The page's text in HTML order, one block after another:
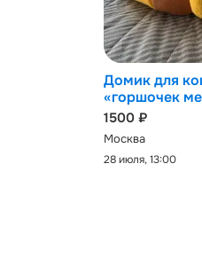
Домик для
«горшочек
1500 ₽
Москва
28 июля, 13:00